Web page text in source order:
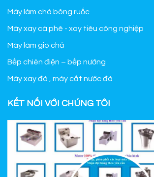
Máy làm chà bông ruốc
Máy xay cà phê - xay tiêu công nghiệp
Máy làm giò chả
Bếp chiên điện – bếp nướng
Máy xay đá , máy cắt nước đá
KẾT NỐI VỚI CHÚNG TÔI